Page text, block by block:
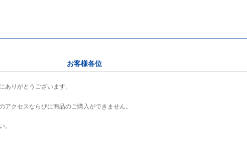
お客様各位
ありがとうございます。
クセスならびに商品のご購入ができません。
。